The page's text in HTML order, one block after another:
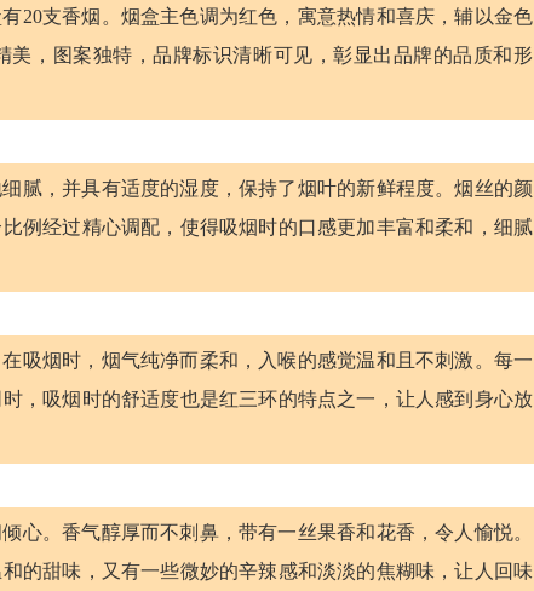
20支香烟。烟盒主色调为红色，寓意热情和喜庆，辅以金色
，图案独特，品牌标识清晰可见，彰显出品牌的品质和形
腻，并具有适度的湿度，保持了烟叶的新鲜程度。烟丝的颜
例经过精心调配，使得吸烟时的口感更加丰富和柔和，细腻
吸烟时，烟气纯净而柔和，入喉的感觉温和且不刺激。每一
，吸烟时的舒适度也是红三环的特点之一，让人感到身心放
心。香气醇厚而不刺鼻，带有一丝果香和花香，令人愉悦。
的甜味，又有一些微妙的辛辣感和淡淡的焦糊味，让人回味